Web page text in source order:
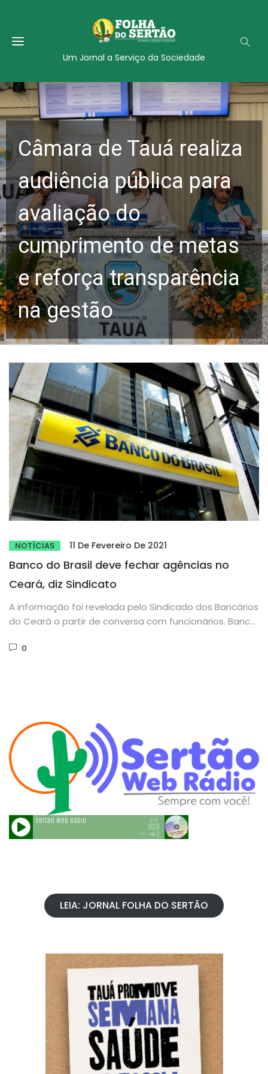
Um Jornal a Serviço da Sociedade
Câmara de Tauá realiza
audiência pública para
avaliação do
cumprimento de metas
e reforça transparência
na gestão
NOTÍCIAS 11 De Fevereiro De 2021
Banco do Brasil deve fechar agências no
Ceará, diz Sindicato
A informação foi revelada pelo Sindicado dos Bancários
do Ceará a partir de conversa com funcionários. Banco
0
LEIA: JORNAL FOLHA DO SERTÃO